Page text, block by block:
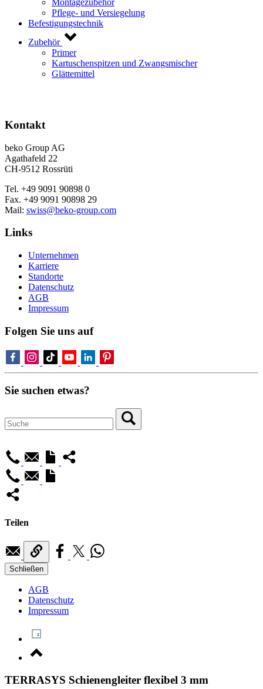
Montagezubehör
Pflege- und Versiegelung
Befestigungstechnik
Zubehör
Primer
Kartuschenspitzen und Zwangsmischer
Glättemittel
Kontakt
beko Group AG
Agathafeld 22
CH-9512 Rossrüti
Tel. +49 9091 90898 0
Fax. +49 9091 90898 29
Mail: swiss@beko-group.com
Links
Unternehmen
Karriere
Standorte
Datenschutz
AGB
Impressum
Folgen Sie uns auf
Sie suchen etwas?
Teilen
Schließen
AGB
Datenschutz
Impressum
TERRASYS Schienengleiter flexibel 3 mm